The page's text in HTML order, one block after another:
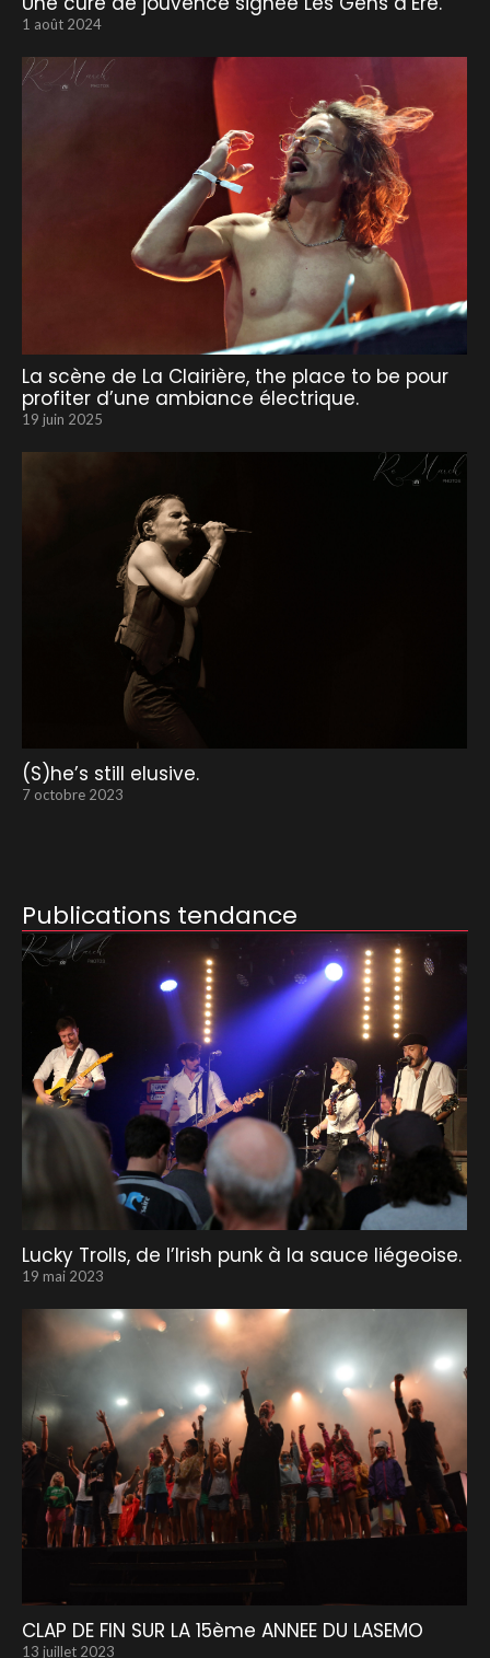
1 août 2024
La scène de La Clairière, the place to be pour
profiter d’une ambiance électrique.
19 juin 2025
(S)he’s still elusive.
7 octobre 2023
Publications tendance
Lucky Trolls, de l’Irish punk à la sauce liégeoise.
19 mai 2023
CLAP DE FIN SUR LA 15ème ANNEE DU LASEMO
13 juillet 2023